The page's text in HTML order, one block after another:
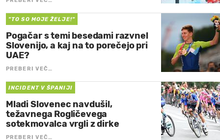
"TO SO MOJE ŽELJE!"
Pogačar s temi besedami razvnel
Slovenijo, a kaj na to porečejo pri
UAE?
PREBERI VEČ…
INCIDENT V ŠPANIJI
Mladi Slovenec navdušil,
težavnega Rogličevega
sotekmovalca vrgli z dirke
PREBERI VEČ…